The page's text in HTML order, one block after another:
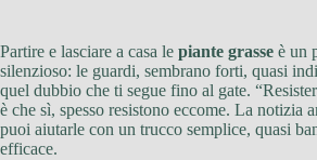
Partire e lasciare a casa le piante grasse è un
silenzioso: le guardi, sembrano forti, quasi
quel dubbio che ti segue fino al gate.
è che sì, spesso resistono eccome. La notizia
puoi aiutarle con un trucco semplice, quasi
efficace.